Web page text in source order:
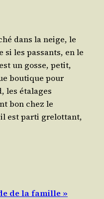
dans la neige, le
si les passants, en le
un gosse, petit,
boutique pour
les éta­lages
bon chez le
est parti gre­lot­tant,
de la famille »